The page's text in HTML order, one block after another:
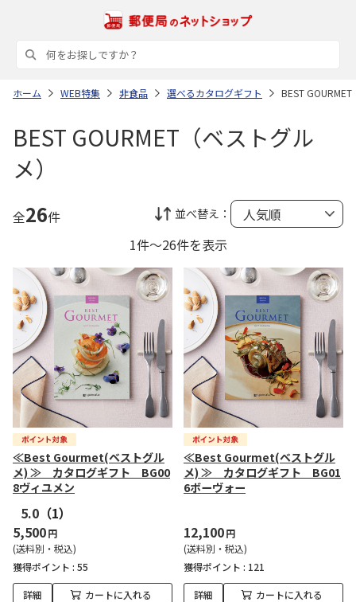
ホーム WEB特集 非食品 選べるカタログギフト BEST
BEST GOURMET（ベストグル
メ）
全26件 並べ替え：
1件～26件を表示
≪Best Gourmet(ベストグル
メ) ≫ カタログギフト BG00
8ヴィユメン
5.0 （1）
5,500円
(送料別・税込)
獲得ポイント : 55
詳細 カートに入れる
≪Best Gourmet(ベストグル
メ) ≫ カタログギフト BG01
6ボーヴォー
12,100円
(送料別・税込)
獲得ポイント : 121
詳細 カートに入れる